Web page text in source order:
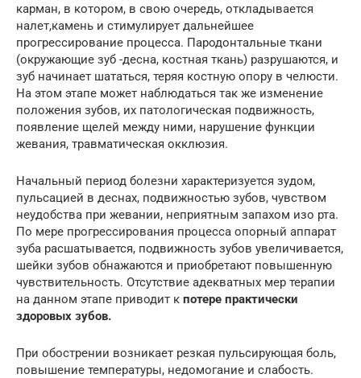
карман, в котором, в свою очередь, откладывается
налет,камень и стимулирует дальнейшее
прогрессирование процесса. Пародонтальные ткани
(окружающие зуб -десна, костная ткань) разрушаются, и
зуб начинает шататься, теряя костную опору в челюсти.
На этом этапе может наблюдаться так же изменение
положения зубов, их патологическая подвижность,
появление щелей между ними, нарушение функции
жевания, травматическая окклюзия.
Начальный период болезни характеризуется зудом,
пульсацией в деснах, подвижностью зубов, чувством
неудобства при жевании, неприятным запахом изо рта.
По мере прогрессирования процесса опорный аппарат
зуба расшатывается, подвижность зубов увеличивается,
шейки зубов обнажаются и приобретают повышенную
чувствительность. Отсутствие адекватных мер терапии
на данном этапе приводит к потере практически
здоровых зубов.
При обострении возникает резкая пульсирующая боль,
повышение температуры, недомогание и слабость.